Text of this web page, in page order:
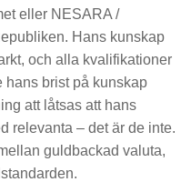
eller NESARA /
Hans kunskap
och alla kvalifikationer
hans brist på kunskap
att låtsas att hans
relevanta – det är de inte.
guldbackad valuta,